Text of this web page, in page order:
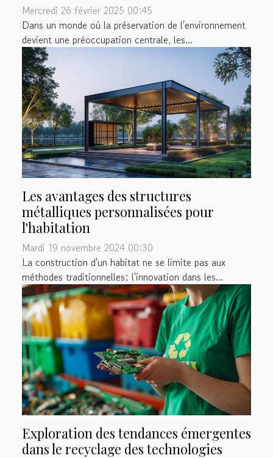
Mercredi 26 février 2025 00:45
Dans un monde où la préservation de l'environnement
devient une préoccupation centrale, les...
Les avantages des structures
métalliques personnalisées pour
l'habitation
Mardi 19 novembre 2024 00:30
La construction d'un habitat ne se limite pas aux
méthodes traditionnelles; l'innovation dans les...
Exploration des tendances émergentes
dans le recyclage des technologies